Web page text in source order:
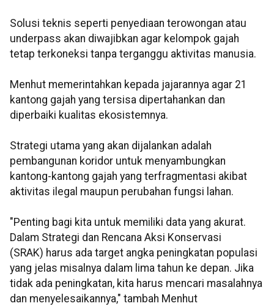
Solusi teknis seperti penyediaan terowongan atau
underpass akan diwajibkan agar kelompok gajah
tetap terkoneksi tanpa terganggu aktivitas manusia.
Menhut memerintahkan kepada jajarannya agar 21
kantong gajah yang tersisa dipertahankan dan
diperbaiki kualitas ekosistemnya.
Strategi utama yang akan dijalankan adalah
pembangunan koridor untuk menyambungkan
kantong-kantong gajah yang terfragmentasi akibat
aktivitas ilegal maupun perubahan fungsi lahan.
"Penting bagi kita untuk memiliki data yang akurat.
Dalam Strategi dan Rencana Aksi Konservasi
(SRAK) harus ada target angka peningkatan populasi
yang jelas misalnya dalam lima tahun ke depan. Jika
tidak ada peningkatan, kita harus mencari masalahnya
dan menyelesaikannya," tambah Menhut